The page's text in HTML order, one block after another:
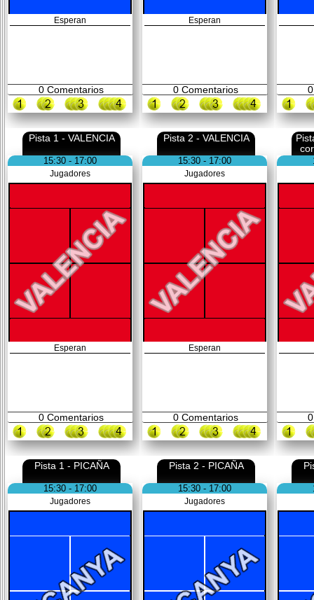
Esperan
0Comentarios
Esperan
0Comentarios 0
Pista 1 - VALENCIA
15:30 - 17:00
Jugadores
Esperan
0Comentarios
Pista 2 - VALENCIA
15:30 - 17:00
Jugadores
Esperan
0Comentarios 0
Pista 1 - PICAÑA
15:30 - 17:00
Jugadores
Pista 2 - PICAÑA
15:30 - 17:00
Jugadores